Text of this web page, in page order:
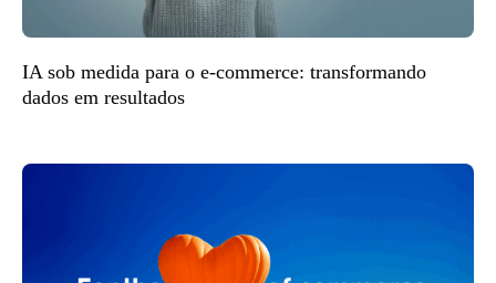
IA sob medida para o e-commerce: transformando
dados em resultados